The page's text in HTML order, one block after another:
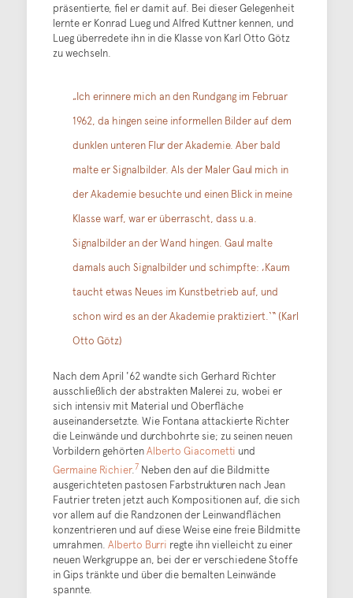
präsentierte, fiel er damit auf. Bei dieser Gelegenheit
lernte er Konrad Lueg und Alfred Kuttner kennen, und
Lueg überredete ihn in die Klasse von Karl Otto Götz
zu wechseln.
„Ich erinnere mich an den Rundgang im Februar
1962, da hingen seine informellen Bilder auf dem
dunklen unteren Flur der Akademie. Aber bald
malte er Signalbilder. Als der Maler Gaul mich in
der Akademie besuchte und einen Blick in meine
Klasse warf, war er überrascht, dass u.a.
Signalbilder an der Wand hingen. Gaul malte
damals auch Signalbilder und schimpfte: ‚Kaum
taucht etwas Neues im Kunstbetrieb auf, und
schon wird es an der Akademie praktiziert.‘“ (Karl
Otto Götz)
Nach dem April '62 wandte sich Gerhard Richter
ausschließlich der abstrakten Malerei zu, wobei er
sich intensiv mit Material und Oberfläche
auseinandersetzte. Wie Fontana attackierte Richter
die Leinwände und durchbohrte sie; zu seinen neuen
Vorbildern gehörtenAlberto Giacometti und
Germaine Richier.7Neben den auf die Bildmitte
ausgerichteten pastosen Farbstrukturen nach Jean
Fautrier treten jetzt auch Kompositionen auf, die sich
vor allem auf die Randzonen der Leinwandflächen
konzentrieren und auf diese Weise eine freie Bildmitte
umrahmen. Alberto Burri regte ihn vielleicht zu einer
neuen Werkgruppe an, bei der er verschiedene Stoffe
in Gips tränkte und über die bemalten Leinwände
spannte.